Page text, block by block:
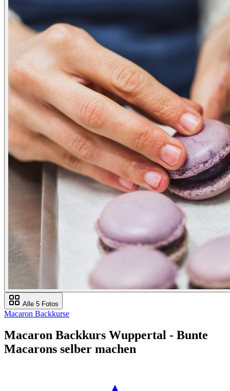
Alle 5 Fotos
Macaron Backkurse
Macaron Backkurs Wuppertal - Bunte
Macarons selber machen